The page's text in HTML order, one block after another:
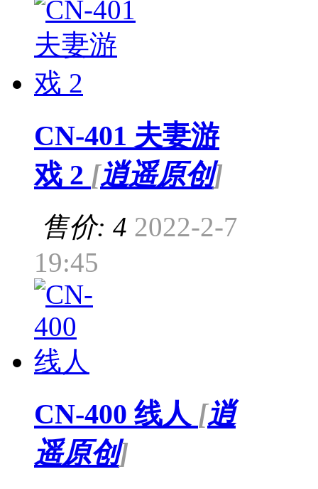
CN-401 夫妻游
戏 2 [逍遥原创]
售价: 4 2022-2-7
19:45
CN-400 线人 [逍
遥原创]